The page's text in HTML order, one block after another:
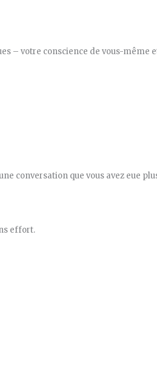
– votre conscience de vous-même
conversation que vous avez eue
effort.